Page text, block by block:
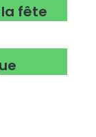
fête